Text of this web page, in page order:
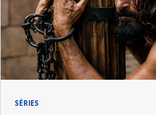
SÉRIES